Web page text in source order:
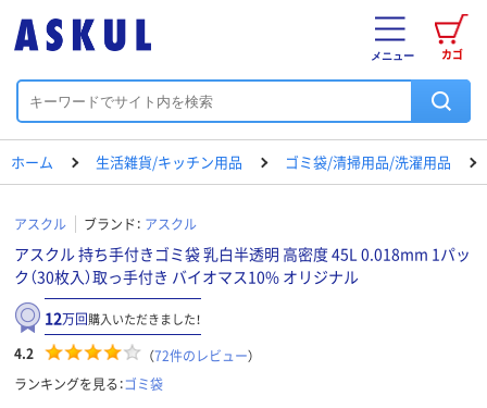
カゴ
メニュー
ホーム 生活雑貨/キッチン用品 ゴミ袋/清掃用品/洗濯用品
アスクル ブランド： アスクル
アスクル 持ち手付きゴミ袋 乳白半透明 高密度 45L 0.018mm 1パッ
ク（30枚入）取っ手付き バイオマス10% オリジナル
12万回購入いただきました！
4.2 （72件のレビュー）
ランキングを見る：ゴミ袋